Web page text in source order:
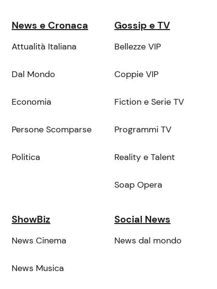
News e Cronaca
Attualità Italiana
Dal Mondo
Economia
Persone Scomparse
Politica
Gossip e TV
Bellezze VIP
Coppie VIP
Fiction e Serie TV
Programmi TV
Reality e Talent
Soap Opera
ShowBiz
News Cinema
News Musica
Social News
News dal mondo